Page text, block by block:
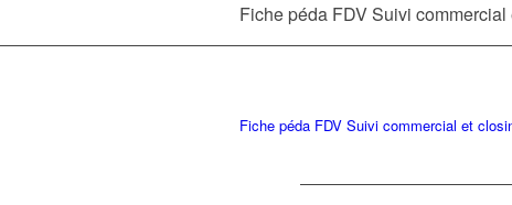
Fiche péda FDV Suivi
Fiche péda FDV Suivi commercial et